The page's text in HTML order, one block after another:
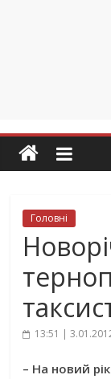
Головні
13:51 |
– На новий